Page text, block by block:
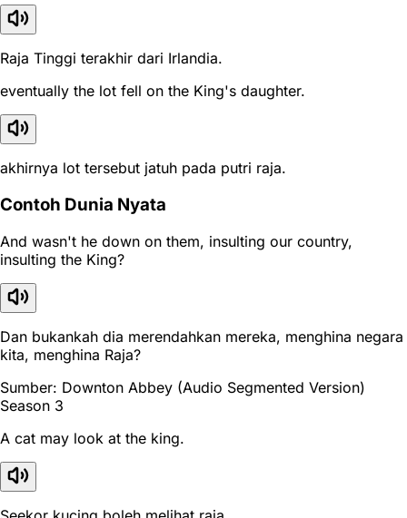
Raja Tinggi terakhir dari Irlandia.
eventually the lot fell on the King's daughter.
akhirnya lot tersebut jatuh pada putri raja.
Contoh Dunia Nyata
And wasn't he down on them, insulting our country,
insulting the King?
Dan bukankah dia merendahkan mereka, menghina negara
kita, menghina Raja?
Sumber: Downton Abbey (Audio Segmented Version)
Season 3
A cat may look at the king.